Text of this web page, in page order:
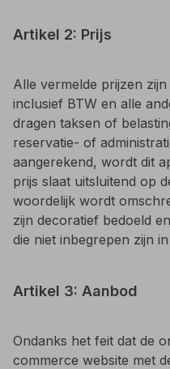
Artikel 2: Prijs
Alle vermelde prijzen
inclusief BTW en alle
dragen taksen of
reservatie- of
aangerekend, wordt dit
prijs slaat uitsluitend op
woordelijk wordt
zijn decoratief bedoeld
die niet inbegrepen zijn
Artikel 3: Aanbod
Ondanks het feit dat de
commerce website met